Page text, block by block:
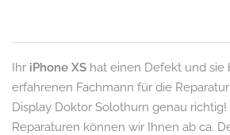
Ihr iPhone XS hat einen Defekt und sie
erfahrenen Fachmann für die
Display Doktor Solothurn genau
Reparaturen können wir Ihnen ab ca.